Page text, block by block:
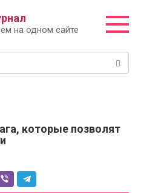
на одном сайте
которые позволят